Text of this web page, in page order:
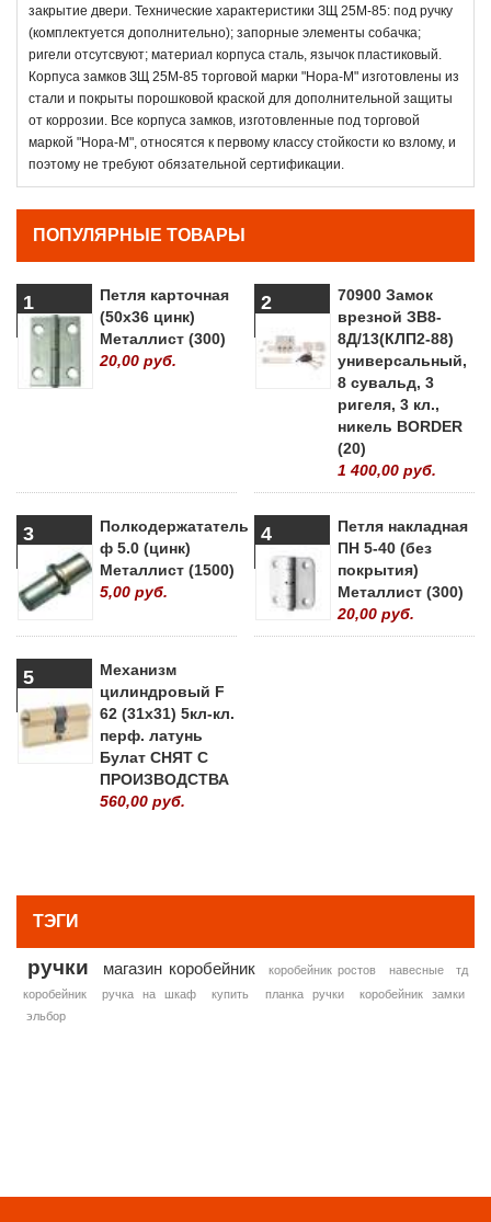
закрытие двери. Технические характеристики ЗЩ 25М-85: под ручку
(комплектуется дополнительно); запорные элементы собачка;
ригели отсутсвуют; материал корпуса сталь, язычок пластиковый.
Корпуса замков ЗЩ 25М-85 торговой марки "Нора-М" изготовлены из
стали и покрыты порошковой краской для дополнительной защиты
от коррозии. Все корпуса замков, изготовленные под торговой
маркой "Нора-М", относятся к первому классу стойкости ко взлому, и
поэтому не требуют обязательной сертификации.
ПОПУЛЯРНЫЕ ТОВАРЫ
1
Петля карточная
(50х36 цинк)
Металлист (300)
20,00 руб.
2
70900 Замок
врезной ЗВ8-
8Д/13(КЛП2-88)
универсальный,
8 сувальд, 3
ригеля, 3 кл.,
никель BORDER
(20)
1 400,00 руб.
3
Полкодержататель
ф 5.0 (цинк)
Металлист (1500)
5,00 руб.
4
Петля накладная
ПН 5-40 (без
покрытия)
Металлист (300)
20,00 руб.
5
Механизм
цилиндровый F
62 (31х31) 5кл-кл.
перф. латунь
Булат СНЯТ С
ПРОИЗВОДСТВА
560,00 руб.
ТЭГИ
ручки магазин коробейник коробейник ростов навесные
тд
коробейник
ручка на шкаф купить планка ручки
коробейник замки
эльбор